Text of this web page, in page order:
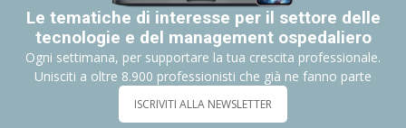
Le tematiche di interesse per il settore delle
tecnologie e del management ospedaliero
Ogni settimana, per supportare la tua crescita professionale.
Unisciti a oltre 8.900 professionisti che già ne fanno parte
ISCRIVITI ALLA NEWSLETTER